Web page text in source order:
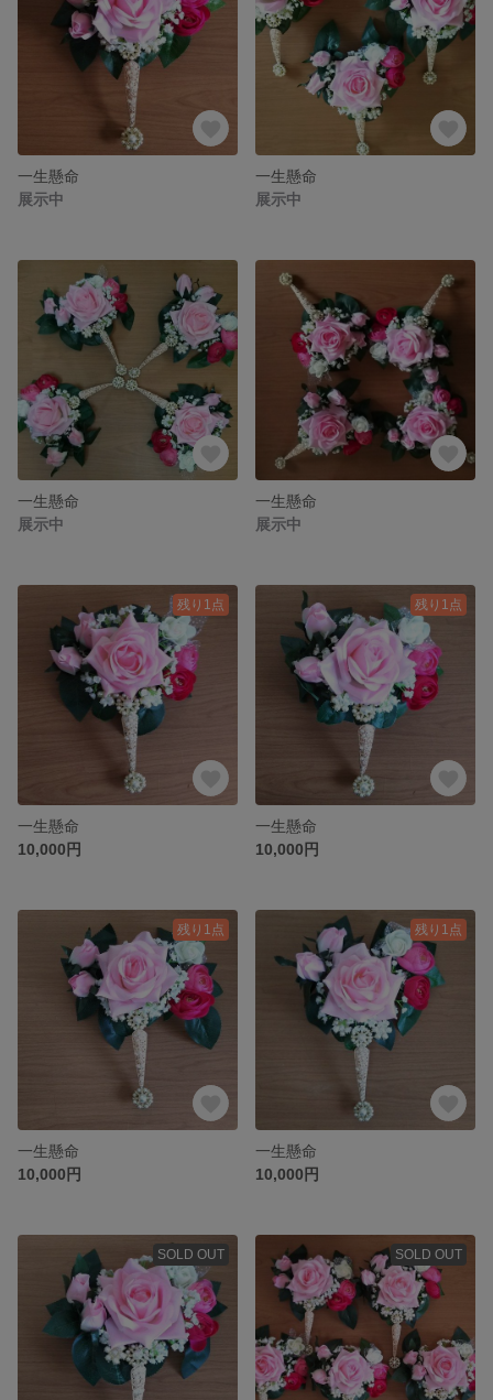
一生懸命
展示中
一生懸命
展示中
一生懸命
展示中
一生懸命
展示中
残り1点
一生懸命
10,000円
残り1点
一生懸命
10,000円
残り1点
一生懸命
10,000円
残り1点
一生懸命
10,000円
SOLD OUT SOLD OUT